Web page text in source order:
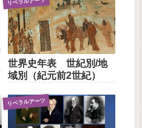
世界史年表 世紀別/地
域別（紀元前2世紀）
リベラルアーツ